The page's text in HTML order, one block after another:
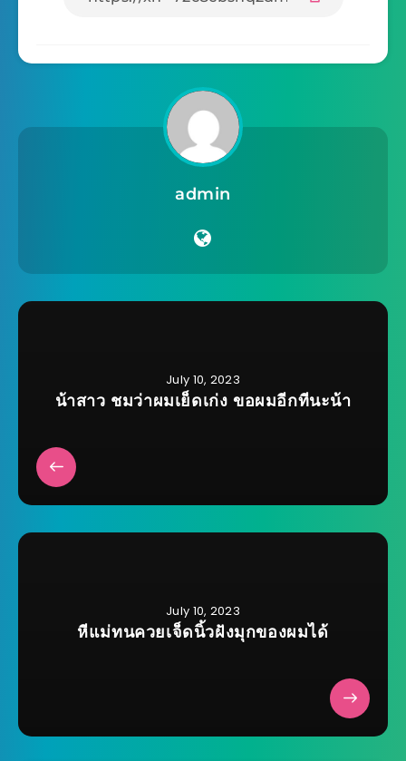
admin
July 10, 2023
น้าสาว ชมว่าผมเย็ดเก่ง ขอผมอีกทีนะน้า
July 10, 2023
หีแม่ทนควยเจ็ดนิ้วฝังมุกของผมได้